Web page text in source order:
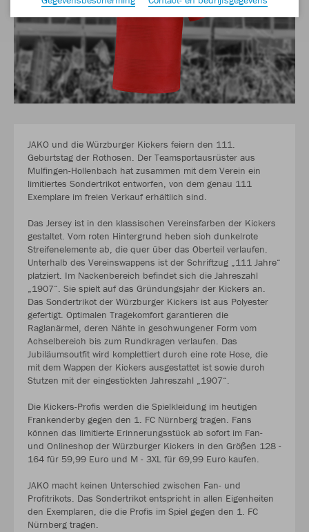
JAKO und die Würzburger Kickers feiern den 111.
Geburtstag der Rothosen. Der Teamsportausrüster aus
Mulfingen-Hollenbach hat zusammen mit dem Verein ein
limitiertes Sondertrikot entworfen, von dem genau 111
Exemplare im freien Verkauf erhältlich sind.
Das Jersey ist in den klassischen Vereinsfarben der Kickers
gestaltet. Vom roten Hintergrund heben sich dunkelrote
Streifenelemente ab, die quer über das Oberteil verlaufen.
Unterhalb des Vereinswappens ist der Schriftzug „111 Jahre“
platziert. Im Nackenbereich befindet sich die Jahreszahl
„1907“. Sie spielt auf das Gründungsjahr der Kickers an.
Das Sondertrikot der Würzburger Kickers ist aus Polyester
gefertigt. Optimalen Tragekomfort garantieren die
Raglanärmel, deren Nähte in geschwungener Form vom
Achselbereich bis zum Rundkragen verlaufen. Das
Jubiläumsoutfit wird komplettiert durch eine rote Hose, die
mit dem Wappen der Kickers ausgestattet ist sowie durch
Stutzen mit der eingestickten Jahreszahl „1907“.
Die Kickers-Profis werden die Spielkleidung im heutigen
Frankenderby gegen den 1. FC Nürnberg tragen. Fans
können das limitierte Erinnerungsstück ab sofort im Fan-
und Onlineshop der Würzburger Kickers in den Größen 128 -
164 für 59,99 Euro und M - 3XL für 69,99 Euro kaufen.
JAKO macht keinen Unterschied zwischen Fan- und
Profitrikots. Das Sondertrikot entspricht in allen Eigenheiten
den Exemplaren, die die Profis im Spiel gegen den 1. FC
Nürnberg tragen.